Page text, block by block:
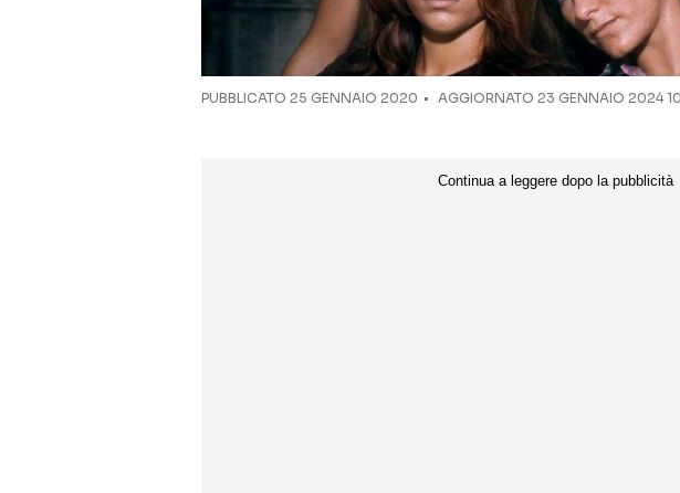
PUBBLICATO 25 GENNAIO 2020 AGGIORNATO 23 GENNAIO 2024